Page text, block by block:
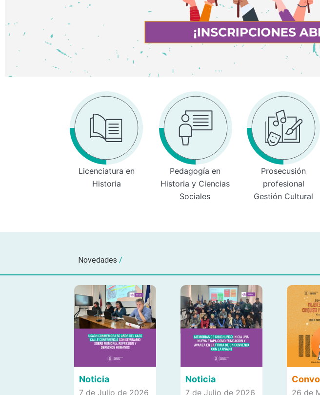
Licenciatura en
Historia
Pedagogía en
Historia y Ciencias
Sociales
Prosecusión
profesional
Gestión Cultural
Novedades /
Noticia
7 de Julio de 2026
Noticia
7 de Julio de 2026
26 de